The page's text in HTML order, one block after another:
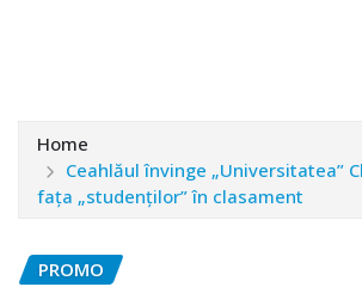
Home
Ceahlăul învinge „Universitatea”
fața „studenților” în clasament
PROMO